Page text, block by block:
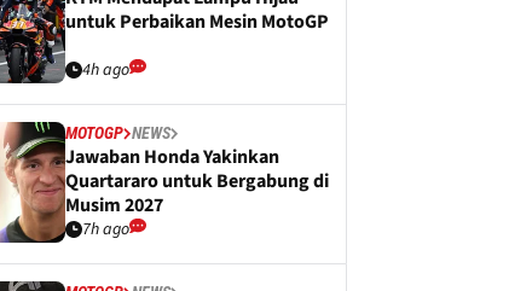
untuk Perbaikan Mesin MotoGP
4h ago
MOTOGP NEWS
Jawaban Honda Yakinkan
Quartararo untuk Bergabung di
Musim 2027
7h ago